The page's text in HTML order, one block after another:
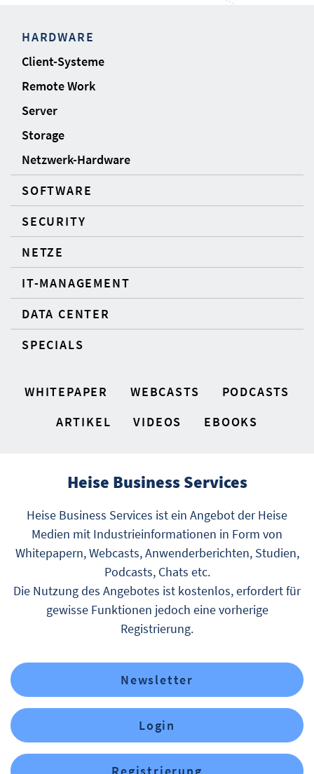
HARDWARE
Client-Systeme
Remote Work
Server
Storage
Netzwerk-Hardware
SOFTWARE
SECURITY
NETZE
IT-MANAGEMENT
DATA CENTER
SPECIALS
WHITEPAPER WEBCASTS
PODCASTS
ARTIKEL
VIDEOS EBOOKS
Heise Business Services
Heise Business Services ist ein Angebot der Heise
Medien mit Industrieinformationen in Form von
Whitepapern, Webcasts, Anwenderberichten, Studien,
Podcasts, Chats etc.
Die Nutzung des Angebotes ist kostenlos, erfordert für
gewisse Funktionen jedoch eine vorherige
Registrierung.
Newsletter
Login
Registrierung